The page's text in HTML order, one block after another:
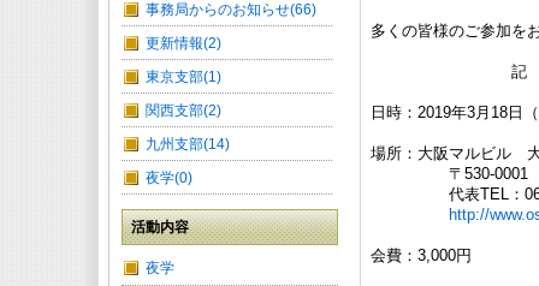
事務局からのお知らせ(66)
更新情報(2)
東京支部(1)
関西支部(2)
九州支部(14)
夜学(0)
活動内容
夜学
多くの皆様のご参加を
記
日時：2019年3月18日
場所：大阪マルビル
〒530-0001 大阪
代表TEL：06-
http://
会費：3,000円